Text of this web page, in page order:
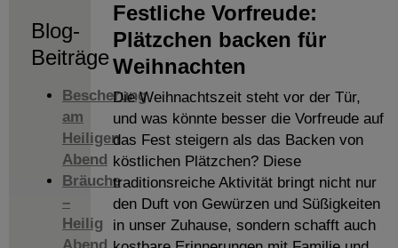
Blog-
Beiträge
Bescherung
am
Heiligen
Abend
Bräuche
–
Heilig
Festliche Vorfreude:
Plätzchen backen für
Weihnachten
Die Weihnachtszeit steht vor der Tür,
und was könnte besser die Vorfreude auf
das Fest steigern als das Backen von
köstlichen Plätzchen? Diese
traditionsreiche Aktivität bringt nicht nur
den Duft von Gewürzen und Süßigkeiten
in unser Zuhause, sondern schafft auch